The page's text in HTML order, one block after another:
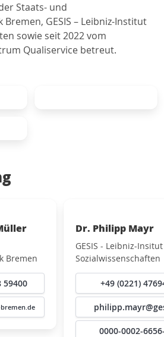
Staats- und
GESIS – Leibniz-Institut
sowie seit 2022 vom
Qualiservice betreut.
Bremen
59400
Dr. Philipp Mayr
GESIS - Leibniz-
Sozialwissenschaften
+49 (0221)
0000-0002-